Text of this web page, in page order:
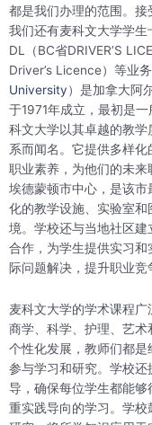
都是我们办理的范围。接
我们还有麦科文大学学
DL（BC省DRIVER’S
Driver’s Licence）等业
University）是加拿大阿
于1971年成立，最初是
科文大学以其卓越的教
系而闻名。它提供多样
职业素养，为他们的未
埃德蒙顿市中心，是该
化的教学设施、实验室
境。学校还与当地社区
合作，为学生提供实习
际问题解决，提升职业竞
麦科文大学的学术课程广
商学、科学、护理、艺
个性化发展，教师们都
参与学习和研究。学校
导，确保每位学生都能
重实践导向的学习。学